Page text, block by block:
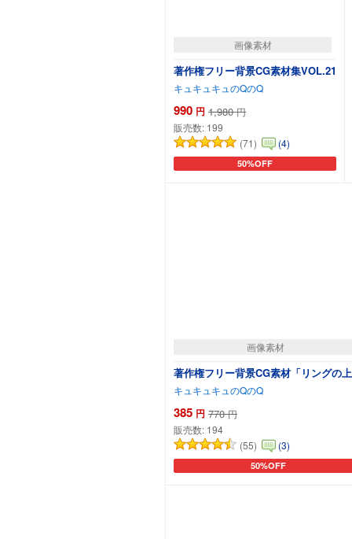
画像素材
著作権フリー背景CG素材集VOL.21
キュキュキュのQのQ
990 円 1,980 円
販売数: 199
(71)
(4)
50%OFF
カートに追加
画像素材
著作権フリー背景CG素材「リングの
キュキュキュのQのQ
385 円 770 円
販売数: 194
(55)
(3)
50%OFF
カートに追加